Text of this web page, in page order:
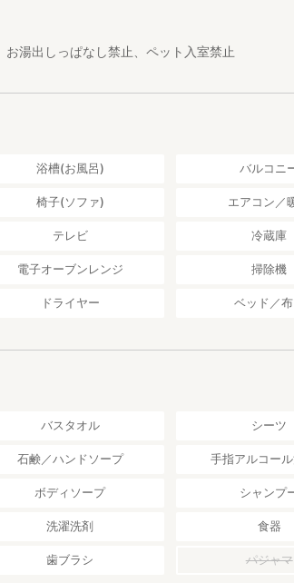
器具は揃っておりキッチンが使えますので調理
談笑やお食事をお楽しみください。
響き、豊かな自然あふれる場所なので、ぜひお越
ざいますので宿で調理をされる方は食材はそちら
45000380/
なっているので身体に食事を心ゆくまでお楽しみ
お立ち寄りください
湯出しっぱなし禁止、ペット入室禁止
浴槽(お風呂) バルコニ
椅子(ソファ) エアコン／
テレビ 冷蔵庫
電子オーブンレンジ 掃除機
ドライヤー ベッド／
バスタオル シーツ
石鹸／ハンドソープ 手指アルコー
ボディソープ シャンプ
洗濯洗剤 食器
歯ブラシ パジャマ